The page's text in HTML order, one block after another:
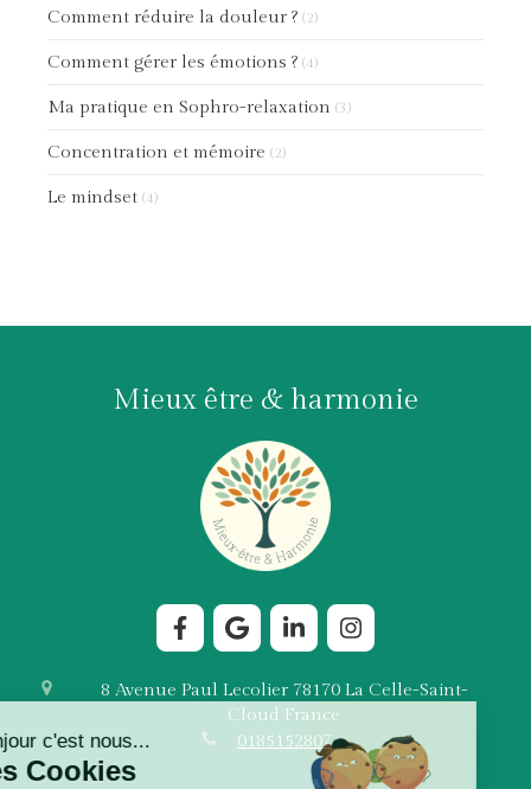
Comment réduire la douleur ? (2)
Comment gérer les émotions ? (4)
Ma pratique en Sophro-relaxation (3)
Concentration et mémoire (2)
Le mindset (4)
Mieux être & harmonie
8 Avenue Paul Lecolier 78170 La Celle-Saint-
Cloud France
0185152807